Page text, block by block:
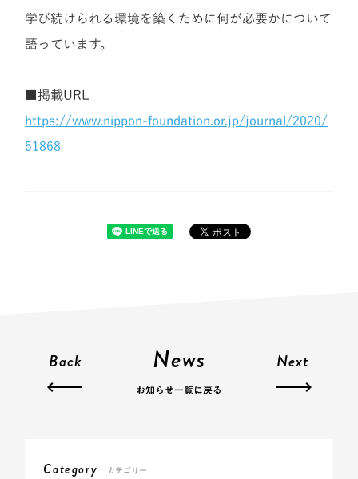
学び続けられる環境を築くために何が必要かについて
語っています。
■掲載URL
https://www.nippon-foundation.or.jp/journal/2020/
51868
Back News
お知らせ一覧に戻る
Next
Category カテゴリー